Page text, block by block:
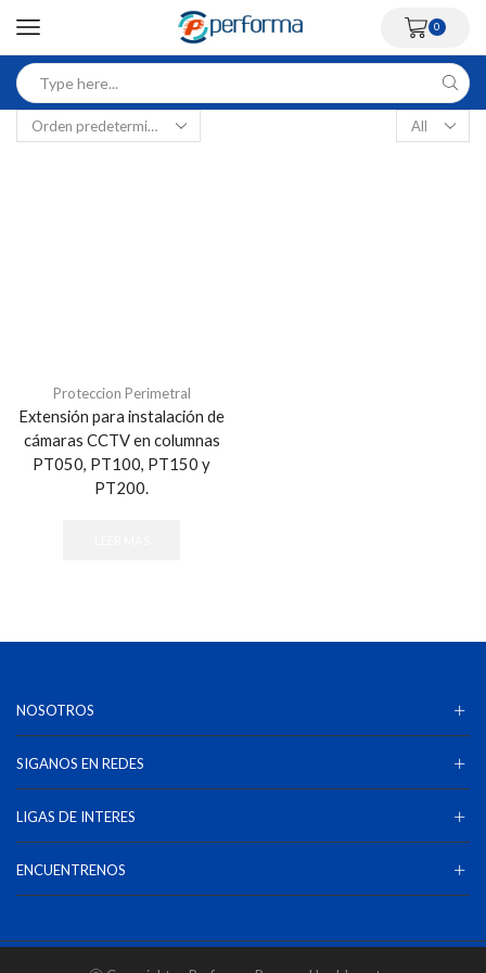
0
Proteccion Perimetral
Extensión para instalación de
cámaras CCTV en columnas
PT050, PT100, PT150 y
PT200.
NOSOTROS
SIGANOS EN REDES
LIGAS DE INTERES
ENCUENTRENOS